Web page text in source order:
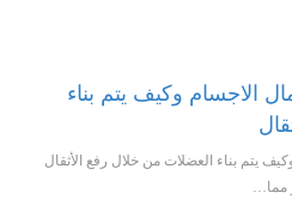
الاجسام وكيف يتم بناء
يتم بناء العضلات من خلال رفع الأثقال
مما…